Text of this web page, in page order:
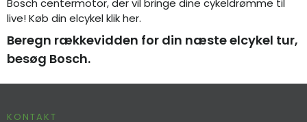
Bosch centermotor, der vil bringe dine cykeldrømme til
live!Køb din elcykel klik her.
Beregn rækkevidden for din næste elcykel tur,
besøg Bosch.
KONTAKT